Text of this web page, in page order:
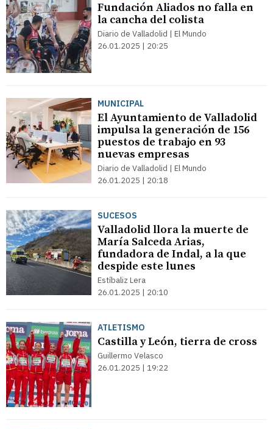
Fundación Aliados no falla en
la cancha del colista
Diario de Valladolid | El Mundo
26.01.2025 | 20:25
MUNICIPAL
El Ayuntamiento de Valladolid
impulsa la generación de 156
puestos de trabajo en 93
nuevas empresas
Diario de Valladolid | El Mundo
26.01.2025 | 20:18
SUCESOS
Valladolid llora la muerte de
María Salceda Arias,
fundadora de Indal, a la que
despide este lunes
Estíbaliz Lera
26.01.2025 | 20:10
ATLETISMO
Castilla y León, tierra de cross
Guillermo Velasco
26.01.2025 | 19:22